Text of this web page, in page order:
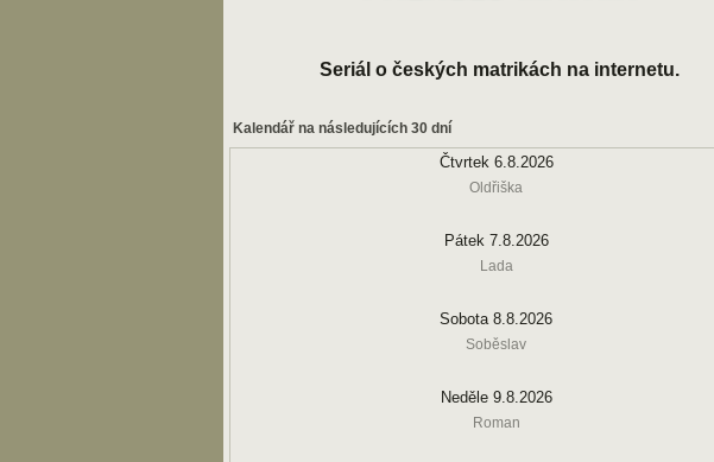
Seriál o českých matrikách na internetu.
Kalendář na následujících 30 dní
Čtvrtek 6.8.2026
Oldřiška
Pátek 7.8.2026
Lada
Sobota 8.8.2026
Soběslav
Neděle 9.8.2026
Roman